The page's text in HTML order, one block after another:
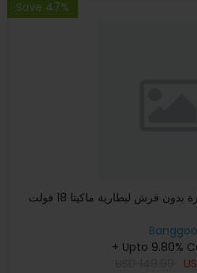
Save 47%
فرش لبطارية ماكيتا 18 فولت
+ Upto 9.80%